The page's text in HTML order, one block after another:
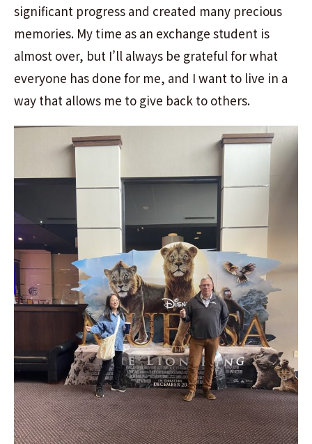
significant progress and created many precious
memories. My time as an exchange student is
almost over, but I’ll always be grateful for what
everyone has done for me, and I want to live in a
way that allows me to give back to others.